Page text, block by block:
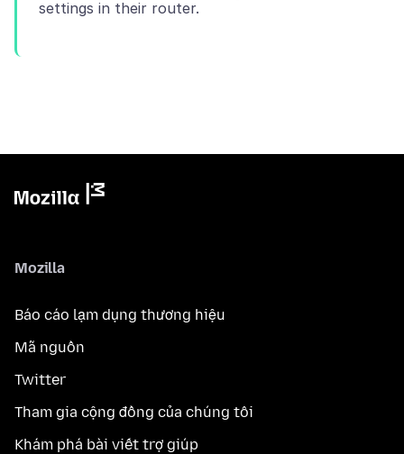
Mozilla
Báo cáo lạm dụng thương hiệu
Mã nguồn
Twitter
Tham gia cộng đồng của chúng tôi
Khám phá bài viết trợ giúp